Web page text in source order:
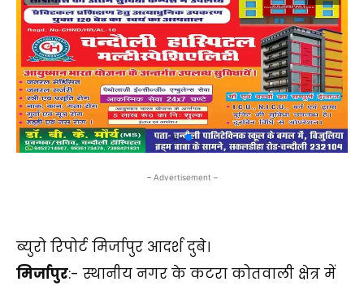
– Advertisement –
ब्युरो रिपोर्ट मिर्जापुर आदर्श दुबे।
मिर्जापुर:- स्थानीय नगर के कटरा कोतवाली क्षेत्र में